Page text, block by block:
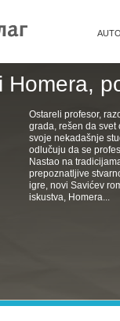
Homera,
Ostareli profesor,
grada, rešen da svet
svoje nekadašnje
odlučuju da se
Nastao na
prepoznatljive
igre, novi Savićev
iskustva, Homera...